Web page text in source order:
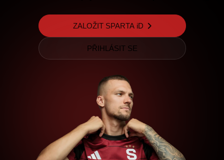
ZALOŽIT SPARTA iD
PŘIHLÁSIT SE